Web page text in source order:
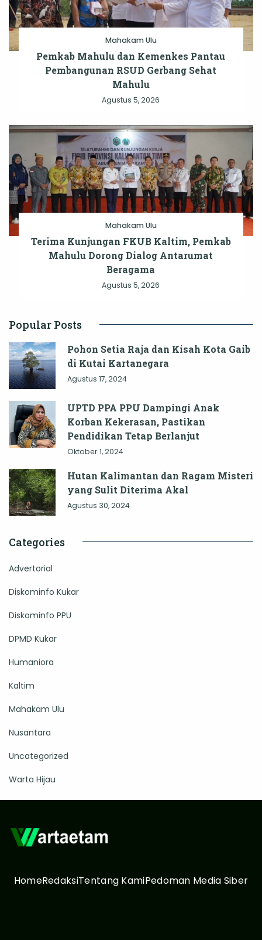
Mahakam Ulu
Pemkab Mahulu dan Kemenkes Pantau
Pembangunan RSUD Gerbang Sehat
Mahulu
Agustus 5, 2026
Mahakam Ulu
Terima Kunjungan FKUB Kaltim, Pemkab
Mahulu Dorong Dialog Antarumat
Beragama
Agustus 5, 2026
Popular Posts
Pohon Setia Raja dan Kisah Kota Gaib
di Kutai Kartanegara
Agustus 17, 2024
UPTD PPA PPU Dampingi Anak
Korban Kekerasan, Pastikan
Pendidikan Tetap Berlanjut
Oktober 1, 2024
Hutan Kalimantan dan Ragam Misteri
yang Sulit Diterima Akal
Agustus 30, 2024
Categories
Advertorial
Diskominfo Kukar
Diskominfo PPU
DPMD Kukar
Humaniora
Kaltim
Mahakam Ulu
Nusantara
Uncategorized
Warta Hijau
HomeRedaksiTentang KamiPedoman Media Siber